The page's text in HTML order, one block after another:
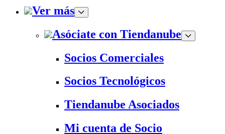
Ver más
Asóciate con Tiendanube
Socios Comerciales
Socios Tecnológicos
Tiendanube Asociados
Mi cuenta de Socio